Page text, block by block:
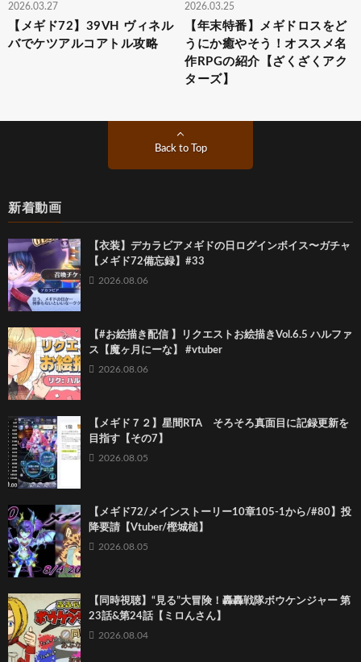
2026.03.27
【メギド72】39VH ヴィネル
バでケツアルコアトル攻略
2026.03.25
【年末特番】メギドロスをど
うにか癒やそう！オススメ名
作RPGの紹介【ざくざくアク
ターズ】
Back to Top
新着動画
【衣装】デカラビアメギドの日ログインボイス〜ガチャ
【メギド72備忘録】#33
2026.08.06
【#お絵描き配信 】リクエストお絵描きVol.6.5 ハルファ
ス【魔ヶ月にーな】 #vtuber
2026.08.06
【メギド７２】星間RTA そろそろ真面目に記録更新を
目指す【その7】
2026.08.05
【メギド72/メインストーリー10章105-1から/#80】投
降要請【Vtuber/樫城槌】
2026.08.05
【同時視聴】“見る”大冒険！轟轟戦隊ボウケンジャー 第
23話&第24話【ミロんさん】
2026.08.04